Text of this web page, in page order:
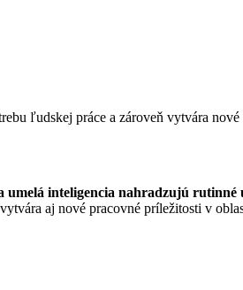
ľudskej práce a zároveň vytvára
umelá inteligencia nahradzujú rutinné
aj nové pracovné príležitosti v